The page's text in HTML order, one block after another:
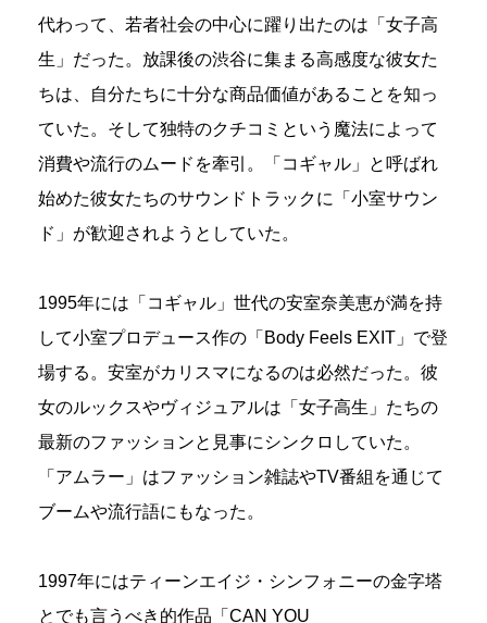
代わって、若者社会の中心に躍り出たのは「女子高
生」だった。放課後の渋谷に集まる高感度な彼女た
ちは、自分たちに十分な商品価値があることを知っ
ていた。そして独特のクチコミという魔法によって
消費や流行のムードを牽引。「コギャル」と呼ばれ
始めた彼女たちのサウンドトラックに「小室サウン
ド」が歓迎されようとしていた。
1995年には「コギャル」世代の安室奈美恵が満を持
して小室プロデュース作の「Body Feels EXIT」で登
場する。安室がカリスマになるのは必然だった。彼
女のルックスやヴィジュアルは「女子高生」たちの
最新のファッションと見事にシンクロしていた。
「アムラー」はファッション雑誌やTV番組を通じて
ブームや流行語にもなった。
1997年にはティーンエイジ・シンフォニーの金字塔
とでも言うべき的作品「CAN YOU